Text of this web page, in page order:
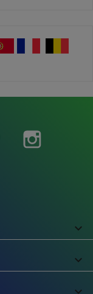
Pinterest

